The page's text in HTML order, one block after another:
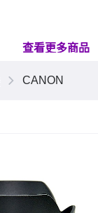
查看更多商品
CANON